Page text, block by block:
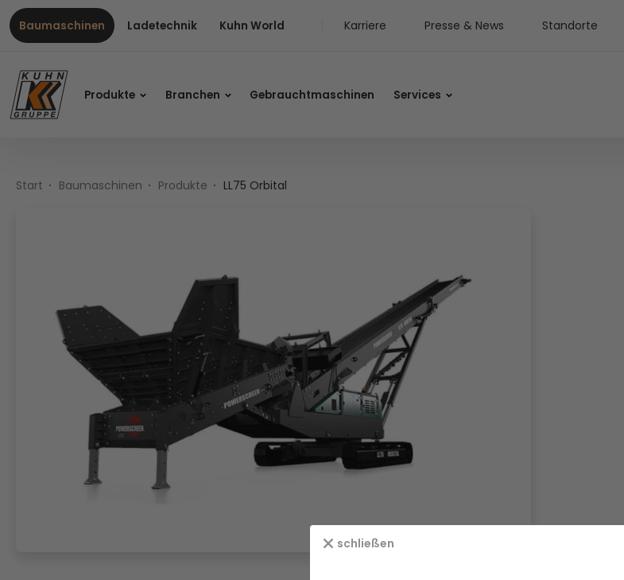
Inhalt
Inhaltsverzeichnis
Hauptnavigation
Table Of Content
LL75 Orbital
Baumaschinen Ladetechnik Kuhn World Karriere Presse & News Standorte
Produkte Branchen Gebrauchtmaschinen Services
Start Baumaschinen Produkte LL75 Orbital
schließen